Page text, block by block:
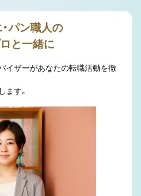
パン職人の
と一緒に
イザーがあなたの転職活動を徹
ます。